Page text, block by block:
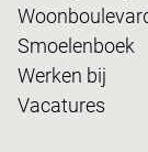
Smoelenboek
Werken bij
Vacatures